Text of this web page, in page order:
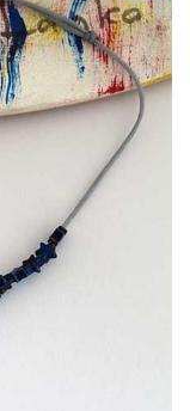
Adaugă
la
Favorite